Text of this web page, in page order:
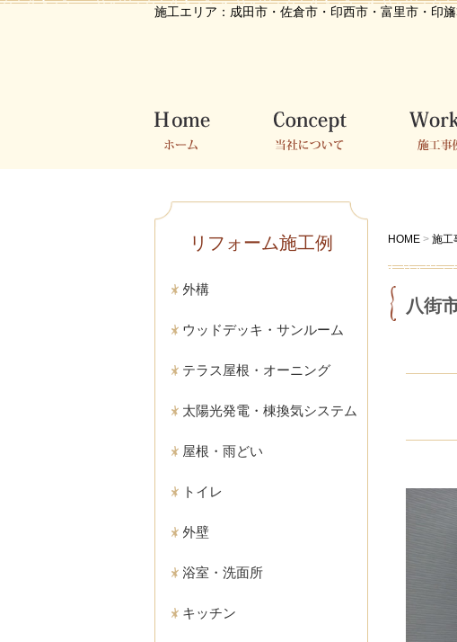
施工エリア： 成田市・佐倉市・印西市・富里市・印
HOME > 施工
八街
リフォーム施工例
外構
ウッドデッキ・サンルーム
テラス屋根・オーニング
太陽光発電・棟換気システム
屋根・雨どい
トイレ
外壁
浴室・洗面所
キッチン